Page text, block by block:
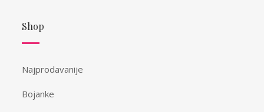
Shop
Najprodavanije
Bojanke